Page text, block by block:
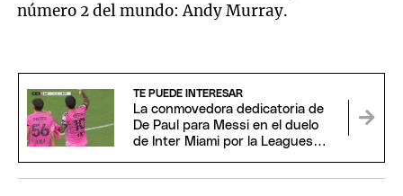
número 2 del mundo: Andy Murray.
TE PUEDE INTERESAR
La conmovedora dedicatoria de
De Paul para Messi en el duelo
de Inter Miami por la Leagues